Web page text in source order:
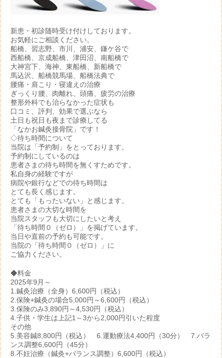
新患・初診随時受け付けしております。
お気軽にご相談ください。
船橋、習志野、市川、浦安、鎌ケ谷で
西船橋、京成船橋、津田沼、南船橋で
大神宮下、海神、東船橋、新船橋で
馬込沢、船橋競馬場、船橋法典で
腰痛・肩こり・寝違えの治療
ぎっくり腰、肉離れ、頭痛、疲労の治療
整形外科でも治らなかった症状も
口コミ、評判、効果で選ぶなら
土日も祝日も夜まで診療してる
「なかお鍼灸接骨院」です！
◇待ち時間について
当院は「予約制」をとっております。
予約制にしているのは
患者さまの待ち時間を無くすためです。
私自身の経験ですが
病院や銀行などでの待ち時間は
とても長く感じます。
とても「もったいない」と感じます。
患者さまの大切な時間を
当院スタッフも大切にしたいと考え
「待ち時間０（ゼロ）」を掲げています。
当日や直前の予約も可能です。
当院の「待ち時間０（ゼロ）」に
ご協力ください。
◆料金
2025年9月～
1.鍼灸治療（全身）6,600円（税込）
2.保険+鍼灸の場合5,000円～6,600円（税込）
3.保険のみ3,890円～4,530円（税込）
4.子供・学生は上記1～3から2,000円引いた程度
その他
5.美容鍼8,800円（税込） 6.運動療法4,400円（30分） 7.バラ
ンス調整6,600円（45分）
8.不妊治療（鍼灸+バランス調整）6,600円（税込）